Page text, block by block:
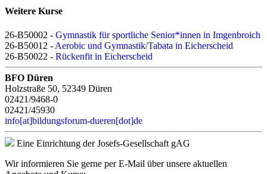
Weitere Kurse
26-B50002 - Gymnastik für sportliche Senior*innen in Imgenbroich
26-B50012 - Aerobic und Gymnastik/Tabata in Eicherscheid
26-B50022 - Rückenfit in Eicherscheid
BFO Düren
Holzstraße 50, 52349 Düren
02421/9468-0
02421/45930
info[at]bildungsforum-dueren[dot]de
Eine Einrichtung der Josefs-Gesellschaft gAG
Wir informieren Sie gerne per E-Mail über unsere aktuellen